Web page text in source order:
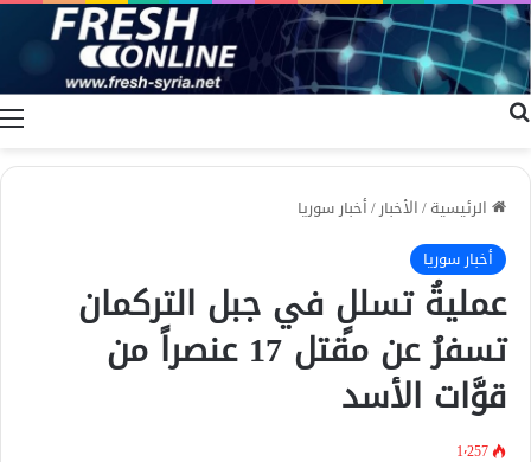
الرئيسية/الأخبار/أخبار سوريا
أخبار سوريا
عمليةُ تسللٍ في جبل التركمان
تسفرُ عن مقتل 17 عنصراً من
قوَّات الأسد
1٬257